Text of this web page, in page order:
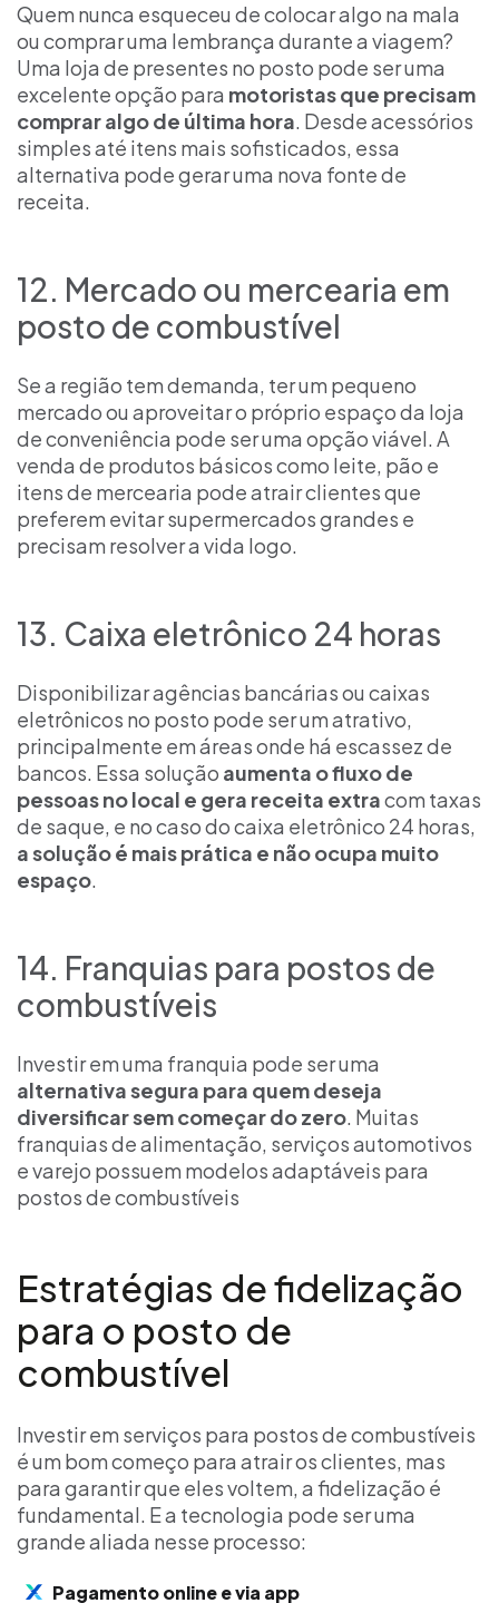
Quem nunca esqueceu de colocar algo na mala
ou comprar uma lembrança durante a viagem?
Uma loja de presentes no posto pode ser uma
excelente opção para motoristas que precisam
comprar algo de última hora. Desde acessórios
simples até itens mais sofisticados, essa
alternativa pode gerar uma nova fonte de
receita.
12. Mercado ou mercearia em
posto de combustível
Se a região tem demanda, ter um pequeno
mercado ou aproveitar o próprio espaço da loja
de conveniência pode ser uma opção viável. A
venda de produtos básicos como leite, pão e
itens de mercearia pode atrair clientes que
preferem evitar supermercados grandes e
precisam resolver a vida logo.
13. Caixa eletrônico 24 horas
Disponibilizar agências bancárias ou caixas
eletrônicos no posto pode ser um atrativo,
principalmente em áreas onde há escassez de
bancos. Essa solução aumenta o fluxo de
pessoas no local e gera receita extracom taxas
de saque, e no caso do caixa eletrônico 24 horas,
a solução é mais prática e não ocupa muito
espaço.
14. Franquias para postos de
combustíveis
Investir em uma franquia pode ser uma
alternativa segura para quem deseja
diversificar sem começar do zero. Muitas
franquias de alimentação, serviços automotivos
e varejo possuem modelos adaptáveis para
postos de combustíveis
Estratégias de fidelização
para o posto de
combustível
Investir em serviços para postos de combustíveis
é um bom começo para atrair os clientes, mas
para garantir que eles voltem, a fidelização é
fundamental. E a tecnologia pode ser uma
grande aliada nesse processo:
Pagamento online e via app